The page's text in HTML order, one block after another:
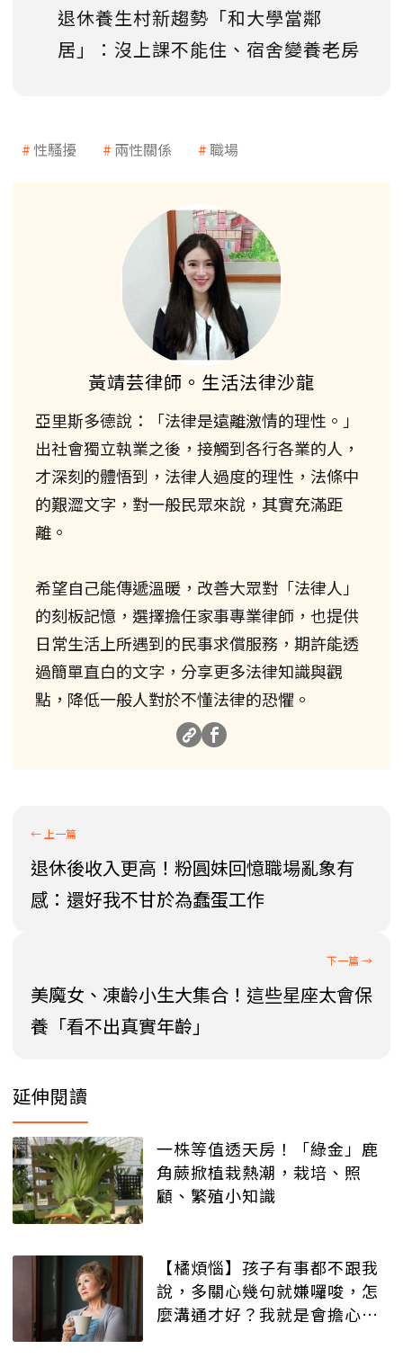
退休養生村新趨勢「和大學當鄰
居」：沒上課不能住、宿舍變養老房
性騷擾 兩性關係 職場
黃靖芸律師。生活法律沙龍
亞里斯多德說：「法律是遠離激情的理性。」
出社會獨立執業之後，接觸到各行各業的人，
才深刻的體悟到，法律人過度的理性，法條中
的艱澀文字，對一般民眾來說，其實充滿距
離。
希望自己能傳遞溫暖，改善大眾對「法律人」
的刻板記憶，選擇擔任家事專業律師，也提供
日常生活上所遇到的民事求償服務，期許能透
過簡單直白的文字，分享更多法律知識與觀
點，降低一般人對於不懂法律的恐懼。
退休後收入更高！粉圓妹回憶職場亂象有
感：還好我不甘於為蠢蛋工作
美魔女、凍齡小生大集合！這些星座太會保
養「看不出真實年齡」
延伸閱讀
一株等值透天房！「綠金」鹿
角蕨掀植栽熱潮，栽培、照
顧、繁殖小知識
【橘煩惱】孩子有事都不跟我
說，多關心幾句就嫌囉唆，怎
麼溝通才好？我就是會擔心